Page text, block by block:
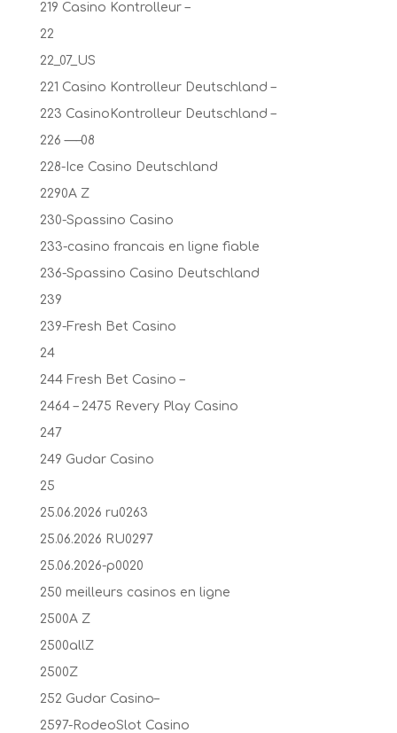
219 Casino Kontrolleur –
22
22_07_US
221 Casino Kontrolleur Deutschland –
223 CasinoKontrolleur Deutschland –
226 —–08
228-Ice Casino Deutschland
2290A Z
230-Spassino Casino
233-casino francais en ligne fiable
236-Spassino Casino Deutschland
239
239-Fresh Bet Casino
24
244 Fresh Bet Casino –
2464 – 2475 Revery Play Casino
247
249 Gudar Casino
25
25.06.2026 ru0263
25.06.2026 RU0297
25.06.2026-p0020
250 meilleurs casinos en ligne
2500A Z
2500allZ
2500Z
252 Gudar Casino–
2597-RodeoSlot Casino